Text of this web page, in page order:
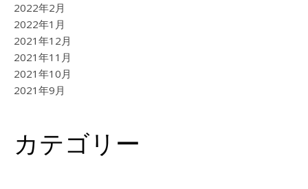
2022年2月
2022年1月
2021年12月
2021年11月
2021年10月
2021年9月
カテゴリー